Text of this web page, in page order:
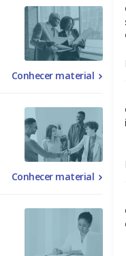
Conhecer material
Conhecer material